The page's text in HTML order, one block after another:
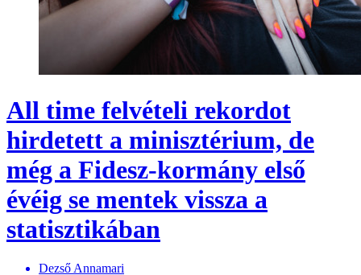
All time felvételi rekordot
hirdetett a minisztérium, de
még a Fidesz-kormány első
évéig se mentek vissza a
statisztikában
Dezső Annamari